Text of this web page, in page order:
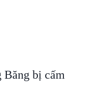
bị cấm